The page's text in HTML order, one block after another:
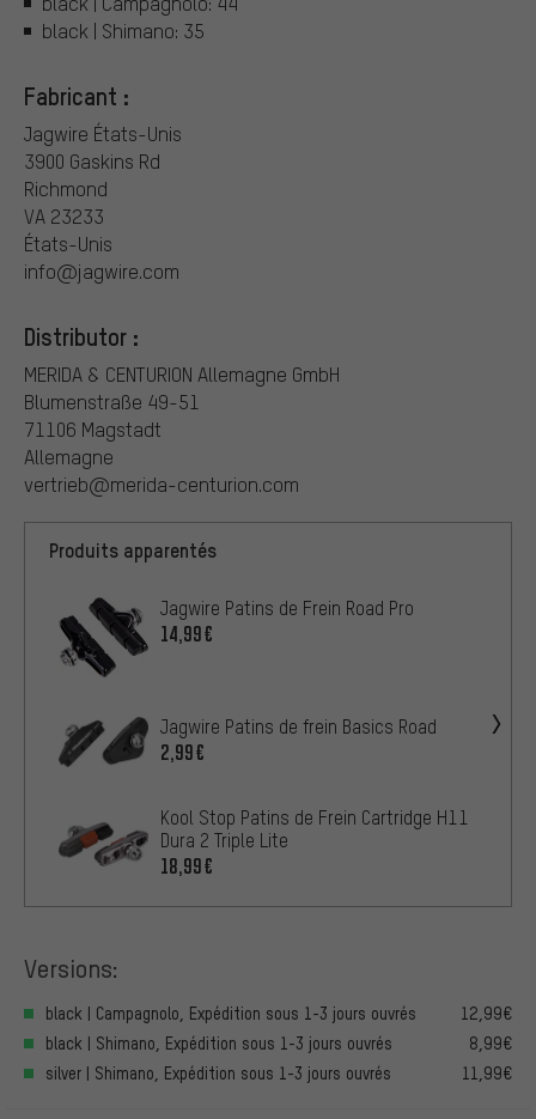
black | Shimano: 35
Fabricant :
Jagwire États-Unis
3900 Gaskins Rd
Richmond
VA 23233
États-Unis
info@jagwire.com
Distributor :
MERIDA & CENTURION Allemagne GmbH
Blumenstraße 49-51
71106 Magstadt
Allemagne
vertrieb@merida-centurion.com
Produits apparentés
Jagwire Patins de Frein Road Pro
14,99€
Jagwire Patins de frein Basics Road
2,99€
Kool Stop Patins de Frein Cartridge H11
Dura 2 Triple Lite
18,99€
Versions:
black | Campagnolo, Expédition sous 1-3 jours ouvrés
12,99€
black | Shimano, Expédition sous 1-3 jours ouvrés
8,99€
silver | Shimano, Expédition sous 1-3 jours ouvrés
11,99€